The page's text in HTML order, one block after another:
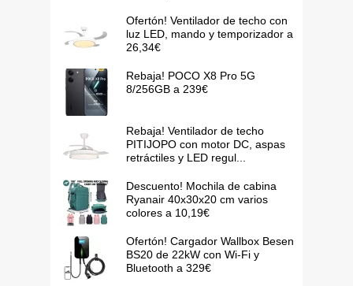
Ofertón! Ventilador de techo con
luz LED, mando y temporizador a
26,34€
Rebaja! POCO X8 Pro 5G
8/256GB a 239€
Rebaja! Ventilador de techo
PITIJOPO con motor DC, aspas
retráctiles y LED regul...
Descuento! Mochila de cabina
Ryanair 40x30x20 cm varios
colores a 10,19€
Ofertón! Cargador Wallbox Besen
BS20 de 22kW con Wi-Fi y
Bluetooth a 329€